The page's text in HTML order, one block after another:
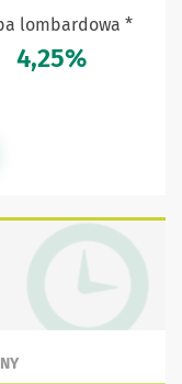
lombardowa *
4,25%